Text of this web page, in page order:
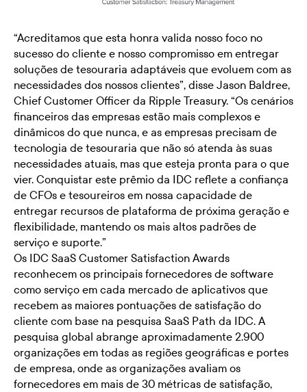
“Acreditamos que esta honra valida nosso foco no
sucesso do cliente e nosso compromisso em entregar
soluções de tesouraria adaptáveis que evoluem com as
necessidades dos nossos clientes”, disse Jason Baldree,
Chief Customer Officer da Ripple Treasury. “Os cenários
financeiros das empresas estão mais complexos e
dinâmicos do que nunca, e as empresas precisam de
tecnologia de tesouraria que não só atenda às suas
necessidades atuais, mas que esteja pronta para o que
vier. Conquistar este prêmio da IDC reflete a confiança
de CFOs e tesoureiros em nossa capacidade de
entregar recursos de plataforma de próxima geração e
flexibilidade, mantendo os mais altos padrões de
serviço e suporte.”
Os IDC SaaS Customer Satisfaction Awards
reconhecem os principais fornecedores de software
como serviço em cada mercado de aplicativos que
recebem as maiores pontuações de satisfação do
cliente com base na pesquisa SaaS Path da IDC. A
pesquisa global abrange aproximadamente 2.900
organizações em todas as regiões geográficas e portes
de empresa, onde as organizações avaliam os
fornecedores em mais de 30 métricas de satisfação,